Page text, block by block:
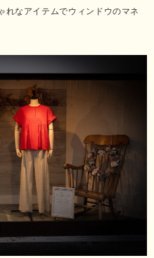
れなアイテムでウィンドウのマネ